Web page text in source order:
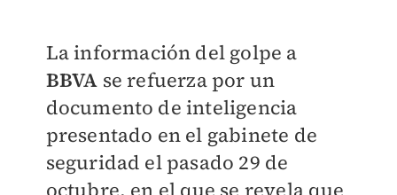
La información del golpe a
BBVA se refuerza por un
documento de inteligencia
presentado en el gabinete de
seguridad el pasado 29 de